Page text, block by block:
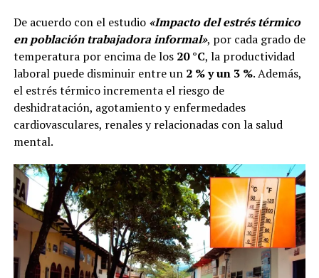
De acuerdo con el estudio «Impacto del estrés térmico
en población trabajadora informal», por cada grado de
temperatura por encima de los 20 °C, la productividad
laboral puede disminuir entre un 2 % y un 3 %. Además,
el estrés térmico incrementa el riesgo de
deshidratación, agotamiento y enfermedades
cardiovasculares, renales y relacionadas con la salud
mental.